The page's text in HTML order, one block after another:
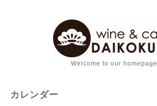
Welcome to our homepage
カレンダー